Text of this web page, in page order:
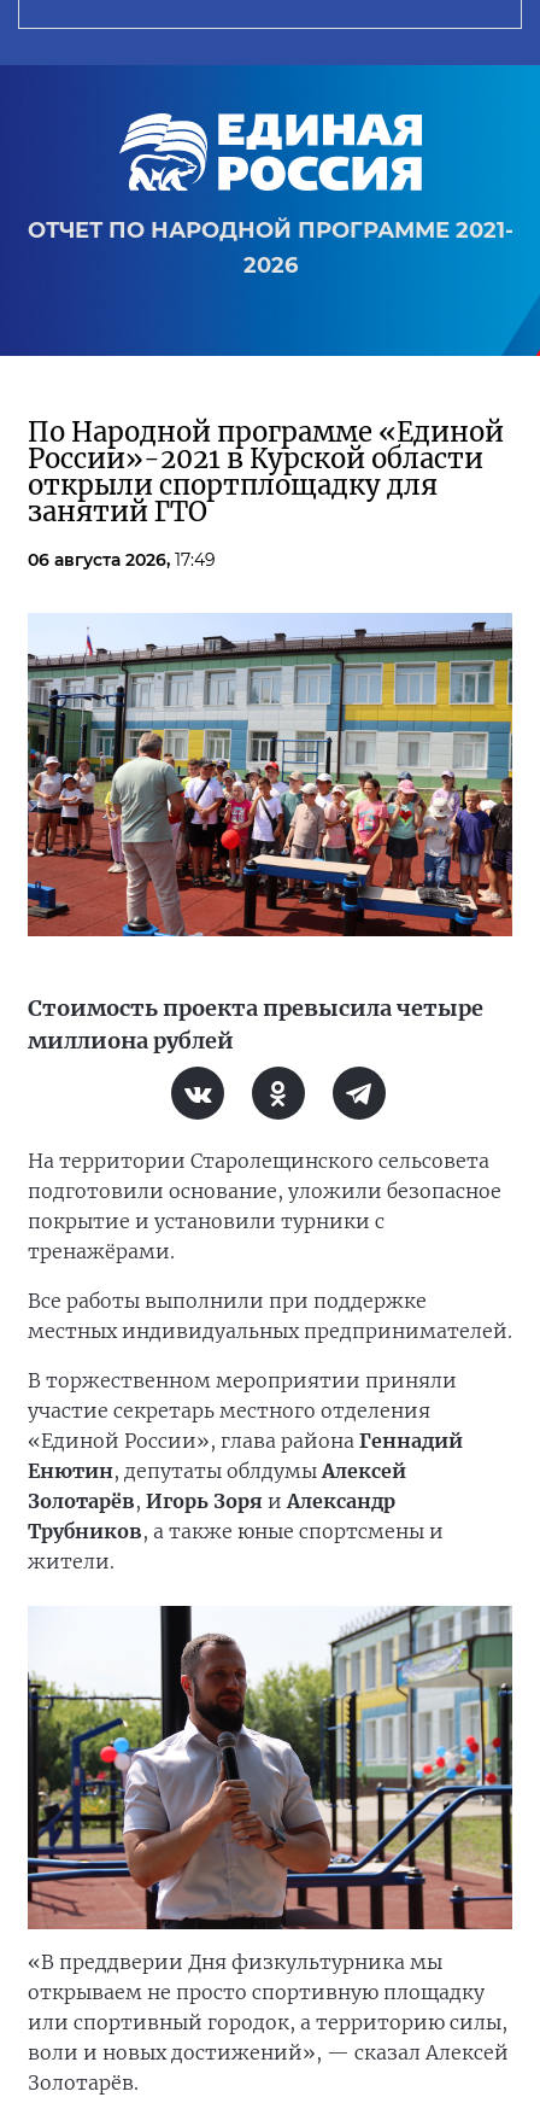
ОТЧЕТ ПО НАРОДНОЙ ПРОГРАММЕ 2021-
2026
По Народной программе «Единой
России»-2021 в Курской области
открыли спортплощадку для
занятий ГТО
06 августа 2026, 17:49
Стоимость проекта превысила четыре
миллиона рублей
На территории Старолещинского сельсовета
подготовили основание, уложили безопасное
покрытие и установили турники с
тренажёрами.
Все работы выполнили при поддержке
местных индивидуальных предпринимателей.
В торжественном мероприятии приняли
участие секретарь местного отделения
«Единой России», глава района Геннадий
Енютин, депутаты облдумыАлексей
Золотарёв, Игорь Зоря иАлександр
Трубников, а также юные спортсмены и
жители.
«В преддверии Дня физкультурника мы
открываем не просто спортивную площадку
или спортивный городок, а территорию силы,
воли и новых достижений», — сказал Алексей
Золотарёв.